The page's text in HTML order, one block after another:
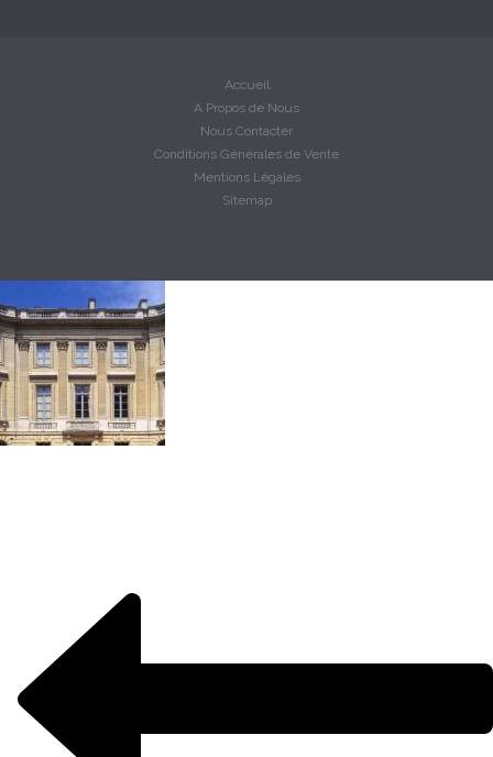
Accueil
A Propos de Nous
Nous Contacter
Conditions Générales de Vente
Mentions Légales
Sitemap